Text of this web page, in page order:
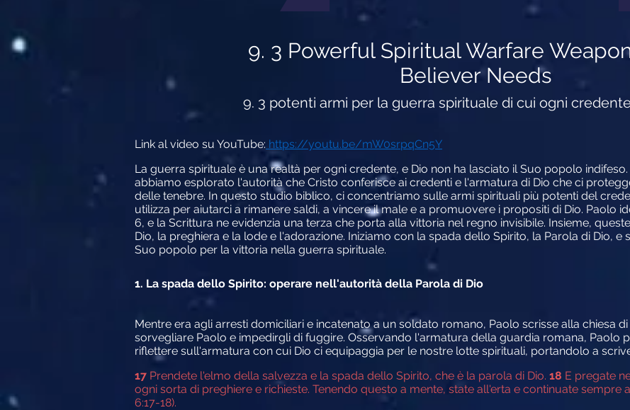
9. 3 Powerful Spiritual Warfare
Believer Needs
9. 3 potenti armi per la guerra spirituale di cui ogni
Link al video su YouTube: https://youtu.be/mW0srpqCn5Y
La guerra spirituale è una realtà per ogni credente, e Dio non ha lasciato il Suo popolo
abbiamo esplorato l'autorità che Cristo conferisce ai credenti e l'armatura di Dio che ci
delle tenebre. In questo studio biblico, ci concentriamo sulle armi spirituali più potenti del
utilizza per aiutarci a rimanere saldi, a vincere il male e a promuovere i propositi di Dio. Paolo
6, e la Scrittura ne evidenzia una terza che porta alla vittoria nel regno invisibile. Insieme,
Dio, la preghiera e la lode e l'adorazione. Iniziamo con la spada dello Spirito, la Parola di Dio,
Suo popolo per la vittoria nella guerra spirituale.
1. La spada dello Spirito: operare nell'autorità della Parola di Dio
Mentre era agli arresti domiciliari e incatenato a un soldato romano, Paolo scrisse alla chiesa
sorvegliare Paolo e impedirgli di fuggire. Osservando l'armatura della guardia romana, Paolo
riflettere sull'armatura con cui Dio ci equipaggia per le nostre lotte spirituali, portandolo a
17 Prendete l'elmo della salvezza e la spada dello Spirito, che è la parola di Dio. 18 E pregate
ogni sorta di preghiere e richieste. Tenendo questo a mente, state all'erta e continuate sempre
6:17-18).